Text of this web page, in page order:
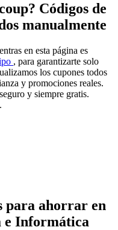
Códigos de
manualmente
en esta página es
, para garantizarte solo
los cupones todos
y promociones reales.
y siempre gratis.
.
para ahorrar en
e Informática